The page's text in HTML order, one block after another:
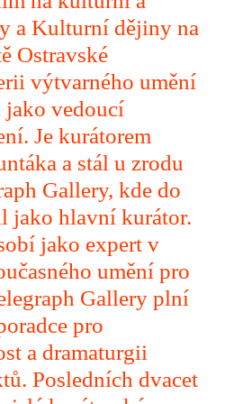
a Kulturní dějiny na
Ostravské
výtvarného umění
jako vedoucí
Je kurátorem
a stál u zrodu
Gallery, kde do
jako hlavní kurátor.
jako expert v
umění pro
Gallery plní
pro
a dramaturgii
Posledních dvacet